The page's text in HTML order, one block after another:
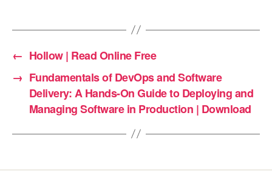
← Hollow | Read Online Free
→ Fundamentals of DevOps and Software
Delivery: A Hands-On Guide to Deploying and
Managing Software in Production | Download